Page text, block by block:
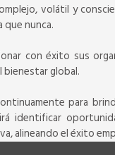
volátil y
nunca.
con éxito sus
bienestar global.
para
identificar
alineando el éxito